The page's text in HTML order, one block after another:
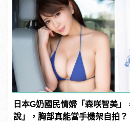
日本G奶國民情婦「森咲智美
說」，胸部真能當手機架自拍